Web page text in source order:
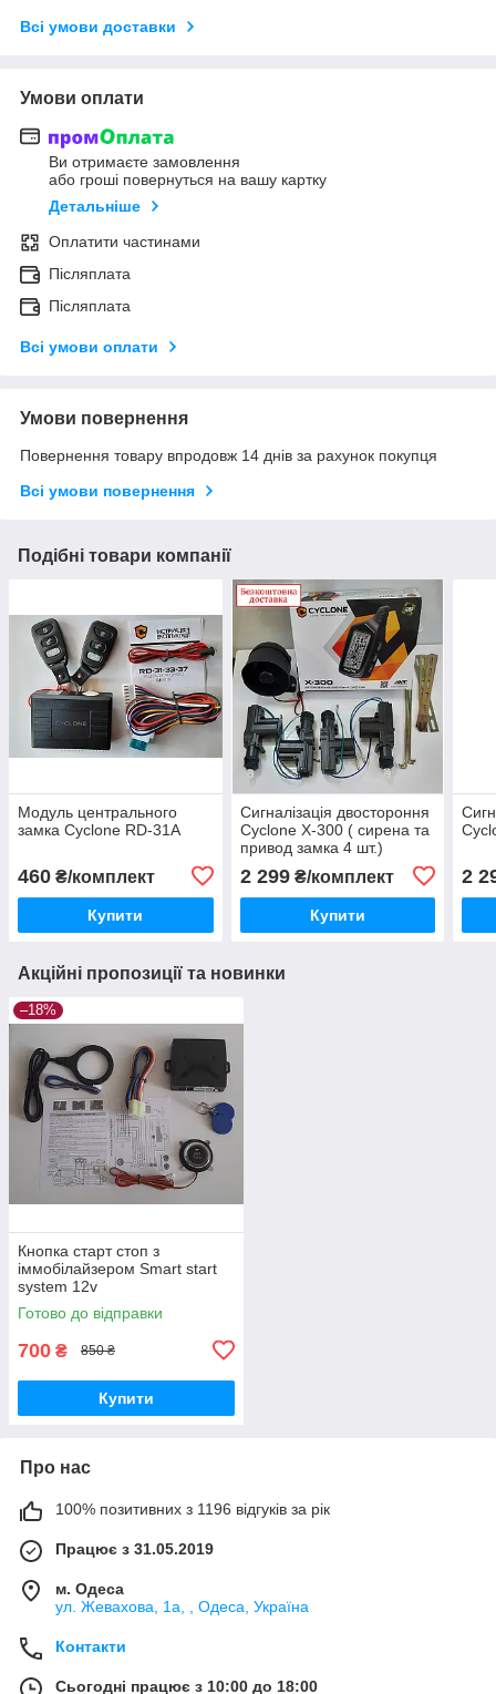
Всі умови доставки
Умови оплати
Ви отримаєте замовлення
або гроші повернуться на вашу картку
Детальніше
Оплатити частинами
Післяплата
Післяплата
Всі умови оплати
Умови повернення
Повернення товару впродовж 14 днів за рахунок покупця
Всі умови повернення
Подібні товари компанії
Модуль центрального
замка Cyclone RD-31A
460 ₴/комплект
Купити
Сигналізація двостороння
Cyclone X-300 ( сирена та
привод замка 4 шт.)
2 299₴/комплект
Купити
2
Акційні пропозиції та новинки
–18%
Кнопка старт стоп з
іммобілайзером Smart start
system 12v
Готово до відправки
700 ₴ 850 ₴
Купити
Про нас
100% позитивних з 1196 відгуків за рік
Працює з 31.05.2019
м. Одеса
ул. Жевахова, 1a, , Одеса, Україна
Контакти
Сьогодні працює з 10:00 до 18:00